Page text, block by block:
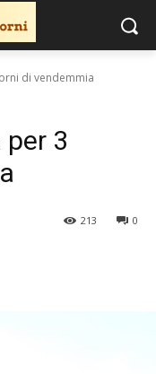
di vendemmia
3
0
213